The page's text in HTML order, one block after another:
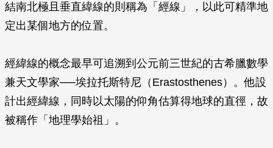
結南北極且垂直緯線的則稱為「經線」，以此可精準地
定出某個地方的位置。
經緯線的概念最早可追溯到公元前三世紀的古希臘數學
兼天文學家──埃拉托斯特尼（Erastosthenes）。他設
計出經緯線，同時以太陽的仰角估算得地球的直徑，故
被稱作「地理學始祖」。